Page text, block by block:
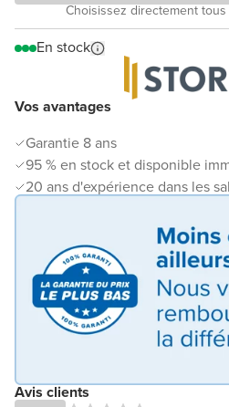
Vos avantages
Garantie 8 ans
95 % en stock et disponible
20 ans d'expérience dans les
Avis clients
Choisissez directement
En stock